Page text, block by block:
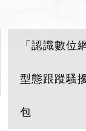
「認識數位
型態跟蹤騷
包